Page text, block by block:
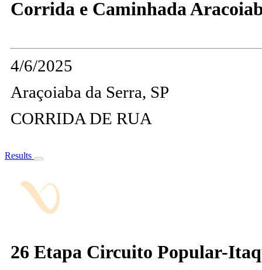
Corrida e Caminhada
4/6/2025
Araçoiaba da Serra, SP
CORRIDA DE RUA
Results
26 Etapa Circuito Popular-